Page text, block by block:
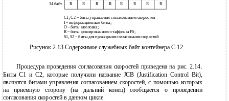
34 байт R R R R R R R R
C1, C2 – биты управления согласованием скоростей
I – информационные биты;
O – биты заголовка;
R – биты фиксированного стаффинга FS;
S1, S2 – биты для проведения согласования скоростей
Рисунок 2.13 Содержимое служебных байт контейнера С-12
Процедура проведения согласования скоростей приведена на рис. 2.14.
Биты С1 и С2, которые получили название JCB (Justification Control Bit),
являются битами управления согласованием скоростей, с помощью которых
на приемную сторону (на дальний конец) сообщается о проведении
согласования скоростей в данном цикле.